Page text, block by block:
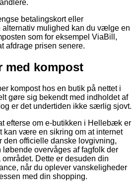
betalingskort eller
alternativ mulighed kan du vælge en
som for eksempel ViaBill,
afdrage prisen senere.
med kompost
kompost hos en butik på nettet i
gøre sig bekendt med indholdet af
er det undertiden ikke særlig sjovt.
efterse om e-butikken i Hellebæk er
kan være en sikring om at internet
den officielle danske lovgivning,
løbende overvåges af fagfolk der
Dette er desuden din
når du oplever vanskeligheder
med din shopping.